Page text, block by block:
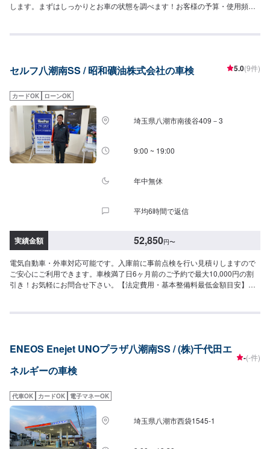
します。まずはしっかりとお車の状態を調べます！お客様の予算・使用頻度
ます。お客様には、必ず交換や修理の必要性を細かくご説明してからの作業
必要書類の準備をいただきます5.車検整備・点検6.お支払い・受け渡し\ご用
整備の場合は、お見積の上ご提案させて頂きます。※上記金額は外車・車検切
れ車等は除きます。※同一車種でも重量により重量税の金額が異なる場合があ
りますので車検証をご確認ください。※エコカーに対する重量税の減免もあり
ます。\パーツ持ち込みについて/パーツのお持ち込みは可能です！ご希望の方
はオファーをお送りいただく際に、パーツの詳細とお車の車検証、または車
種情報をお送りください。場合によっては対応できかねることもございます
ので、あらかじめご了承ください。\代車について/作業中は代車をお出しする
お客さま負担となります。\営業時間・定休日/営業時間：8:45～18:00定休
セルフ八潮南SS / 昭和礦油株式会社の車検 5.0(9件)
カードOK ローンOK
埼玉県八潮市南後谷409－3
9:00 ~ 19:00
年中無休
平均6時間で返信
実績金額 52,850円〜
電気自動車・外車対応可能です。入庫前に事前点検を行い見積りしますので
ご安心にご利用できます。車検満了日6ヶ月前のご予約で最大10,000円の割
引き！お気軽にお問合せ下さい。【法定費用・基本整備料最低金額目安】軽
追加整備費用4ナンバー:63,630円～別途追加整備費用
ENEOS Enejet UNOプラザ八潮南SS / (株)千代田エ
ネルギーの車検
-(-件)
代車OK カードOK 電子マネーOK
埼玉県八潮市西袋1545-1